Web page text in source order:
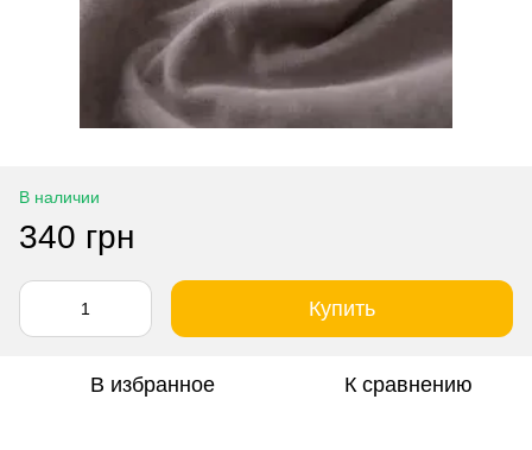
В наличии
340 грн
Купить
В избранное К сравнению